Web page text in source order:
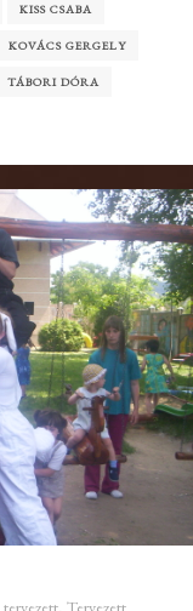
KISS CSABA
KOVÁCS GERGELY
TÁBORI DÓRA